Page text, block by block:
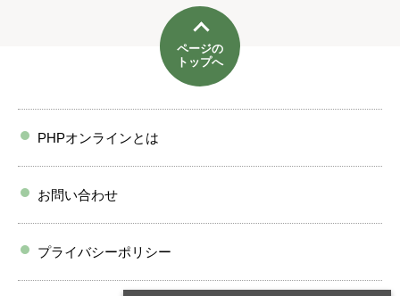
ページの
トップへ
PHPオンラインとは
お問い合わせ
プライバシーポリシー